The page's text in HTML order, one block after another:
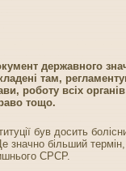
державного
там,
роботу всіх
тощо.
був досить
значно більший
СРСР.